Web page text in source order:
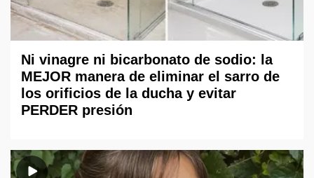
Ni vinagre ni bicarbonato de sodio: la
MEJOR manera de eliminar el sarro de
los orificios de la ducha y evitar
PERDER presión